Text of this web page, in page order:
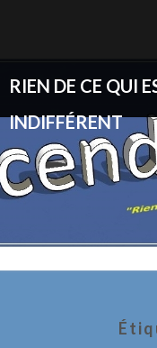
RIEN DE CE QUI
INDIFFÉRENT